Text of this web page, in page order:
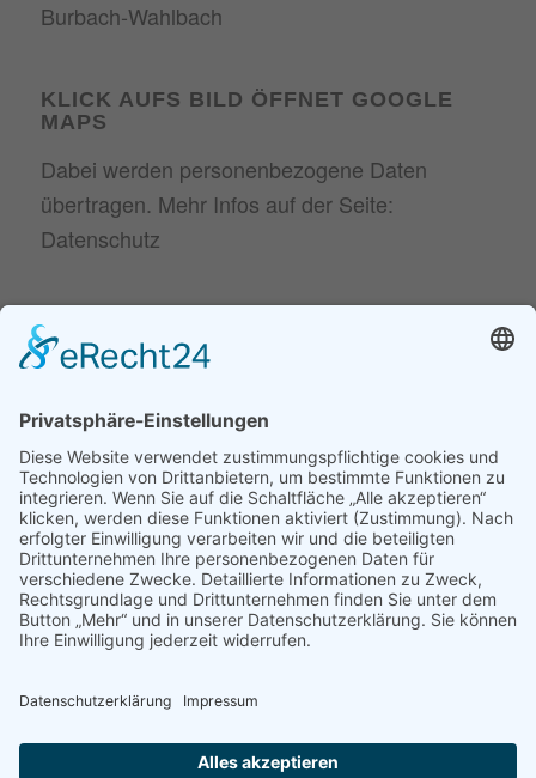
KLICK AUFS BILD ÖFFNET GOOGLE
MAPS
Dabei werden personenbezogene Daten
übertragen. Mehr Infos auf der Seite:
Datenschutz
2026
Zahngesundheit in den Wechseljahren 20. April 2026
Zahnersatz. Welcher ist der beste? 26. Februar 2026
ZAHNMEDIZINISCHES GLOSSAR
Fachbegriffe einfach erklärt